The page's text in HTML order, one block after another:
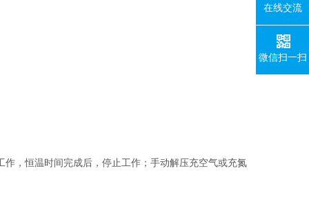
，恒温时间完成后，停止工作；手动解压充空气或充氮
在线交流
微信扫一扫